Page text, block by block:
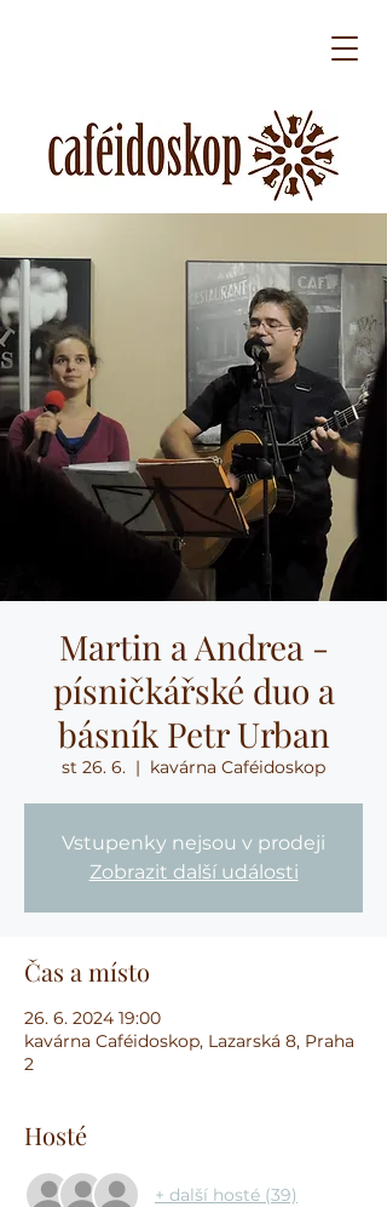
Martin a Andrea -
písničkářské duo a
básník Petr Urban
st 26. 6.
  |
kavárna Caféidoskop
Vstupenky nejsou v prodeji
Zobrazit další události
Čas a místo
26. 6. 2024 19:00
kavárna Caféidoskop, Lazarská 8, Praha
2
Hosté
+ další hosté (39)